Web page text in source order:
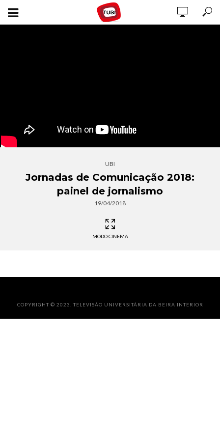
UBI
Jornadas de Comunicação 2018:
painel de jornalismo
19/04/2018
MODO CINEMA
COPYRIGHT © 2023. TELEVISÃO UNIVERSITÁRIA DA BEIRA INTERIOR